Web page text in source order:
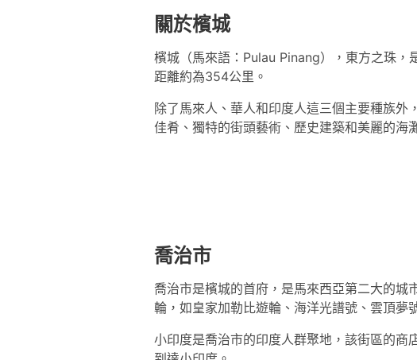
關於檳城
檳城（馬來語：Pulau Pinang），東方之珠，
距離約為354公里。
除了馬來人、華人和印度人這三個主要種族
佳肴、獨特的街頭藝術、歷史建築和美麗的海
喬治市
喬治市是檳城的首府，是馬來西亞第二大的城
輪，如皇家加勒比遊輪、海洋光譜號、雲頂夢
小印度是喬治市的印度人群聚地，該街區的